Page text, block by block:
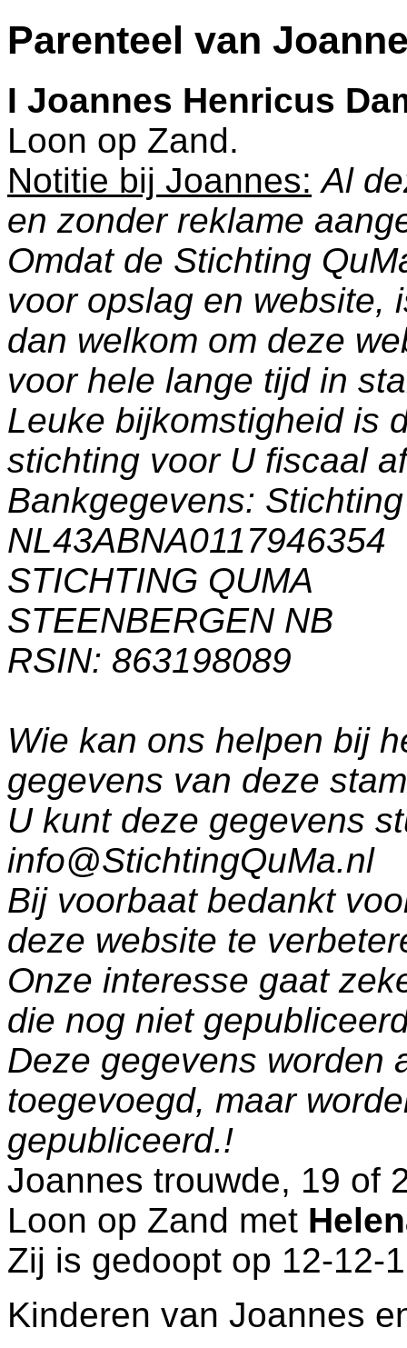
Parenteel van
I Joannes Henricus
Loon op Zand.
Notitie bij Joannes: Al
en zonder reklame
Omdat de Stichting
voor opslag en website,
dan welkom om deze
voor hele lange tijd in
Leuke bijkomstigheid is
stichting voor U fiscaal
Bankgegevens:
NL43ABNA0117946354
STICHTING QUMA
STEENBERGEN NB
RSIN: 863198089
Wie kan ons helpen bij
gegevens van deze
U kunt deze gegevens
info@StichtingQuMa.nl
Bij voorbaat bedankt
deze website te
Onze interesse gaat
die nog niet
Deze gegevens worden
toegevoegd, maar
gepubliceerd.!
Joannes trouwde, 19 of
Loon op Zand met
Zij is gedoopt op 12-12-
Kinderen van Joannes